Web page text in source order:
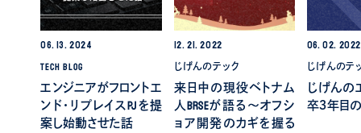
06. 13. 2024
TECH BLOG
エンジニアがフロントエ
ンド・リプレイスPJを提
案し始動させた話
12. 21. 2022
じげんのテック
来日中の現役ベトナム
人BrSEが語る～オフシ
ョア開発のカギを握る
06. 02. 2022
じげんのテ
じげんの
卒３年目